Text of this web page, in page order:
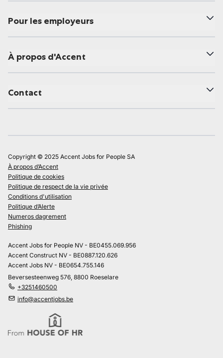
Pour les employeurs
À propos d'Accent
Contact
Copyright © 2025 Accent Jobs for People SA
À propos d’Accent
Politique de cookies
Politique de respect de la vie privée
Conditions d'utilisation
Politique d’Alerte
Numeros dagrement
Phishing
Accent Jobs for People NV - BE0455.069.956
Accent Construct NV - BE0887.120.626
Accent Jobs NV - BE0654.755.146
Beversesteenweg 576, 8800 Roeselare
+3251460500
info@accentjobs.be